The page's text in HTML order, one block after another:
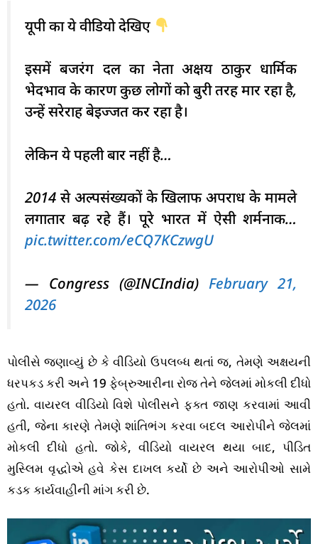
यूपी का ये वीडियो देखिए
इसमें बजरंग दल का नेता अक्षय ठाकुर धार्मिक
भेदभाव के कारण कुछ लोगों को बुरी तरह मार रहा है,
उन्हें सरेराह बेइज्जत कर रहा है।
लेकिन ये पहली बार नहीं है…
2014 से अल्पसंख्यकों के खिलाफ अपराध के मामले
लगातार बढ़ रहे हैं। पूरे भारत में ऐसी शर्मनाक…
pic.twitter.com/eCQ7KCzwgU
— Congress (@INCIndia) February 21,
2026
પોલીસે જણાવ્યું છે કે વીડિયો ઉપલબ્ધ થતાં જ, તેમણે અક્ષયની
ધરપકડ કરી અને 19 ફેબ્રુઆરીના રોજ તેને જેલમાં મોકલી દીધો
હતો. વાયરલ વીડિયો વિશે પોલીસને ફક્ત જાણ કરવામાં આવી
હતી, જેના કારણે તેમણે શાંતિભંગ કરવા બદલ આરોપીને જેલમાં
મોકલી દીધો હતો. જોકે, વીડિયો વાયરલ થયા બાદ, પીડિત
મુસ્લિમ વૃદ્ધોએ હવે કેસ દાખલ કર્યો છે અને આરોપીઓ સામે
કડક કાર્યવાહીની માંગ કરી છે.